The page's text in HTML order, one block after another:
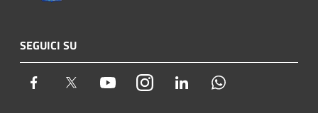
SEGUICI SU
Facebook Twitter YoutubeInstagram LinkedIn